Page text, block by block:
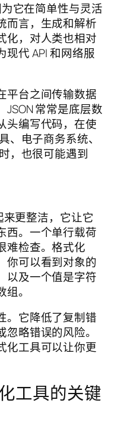
它在简单性与灵活
而言，生成和解析
化，对人类也相对
现代 API 和网络服
平台之间传输数据
常常是底层数
头编写代码，在使
、电子商务系统、
，也很可能遇到
来更整洁，它让它
西。一个单行载荷
难检查。格式化
你可以看到对象的
以及一个值是字符
。
。它降低了复制错
略错误的风险。
化工具可以让你更
工具的关键